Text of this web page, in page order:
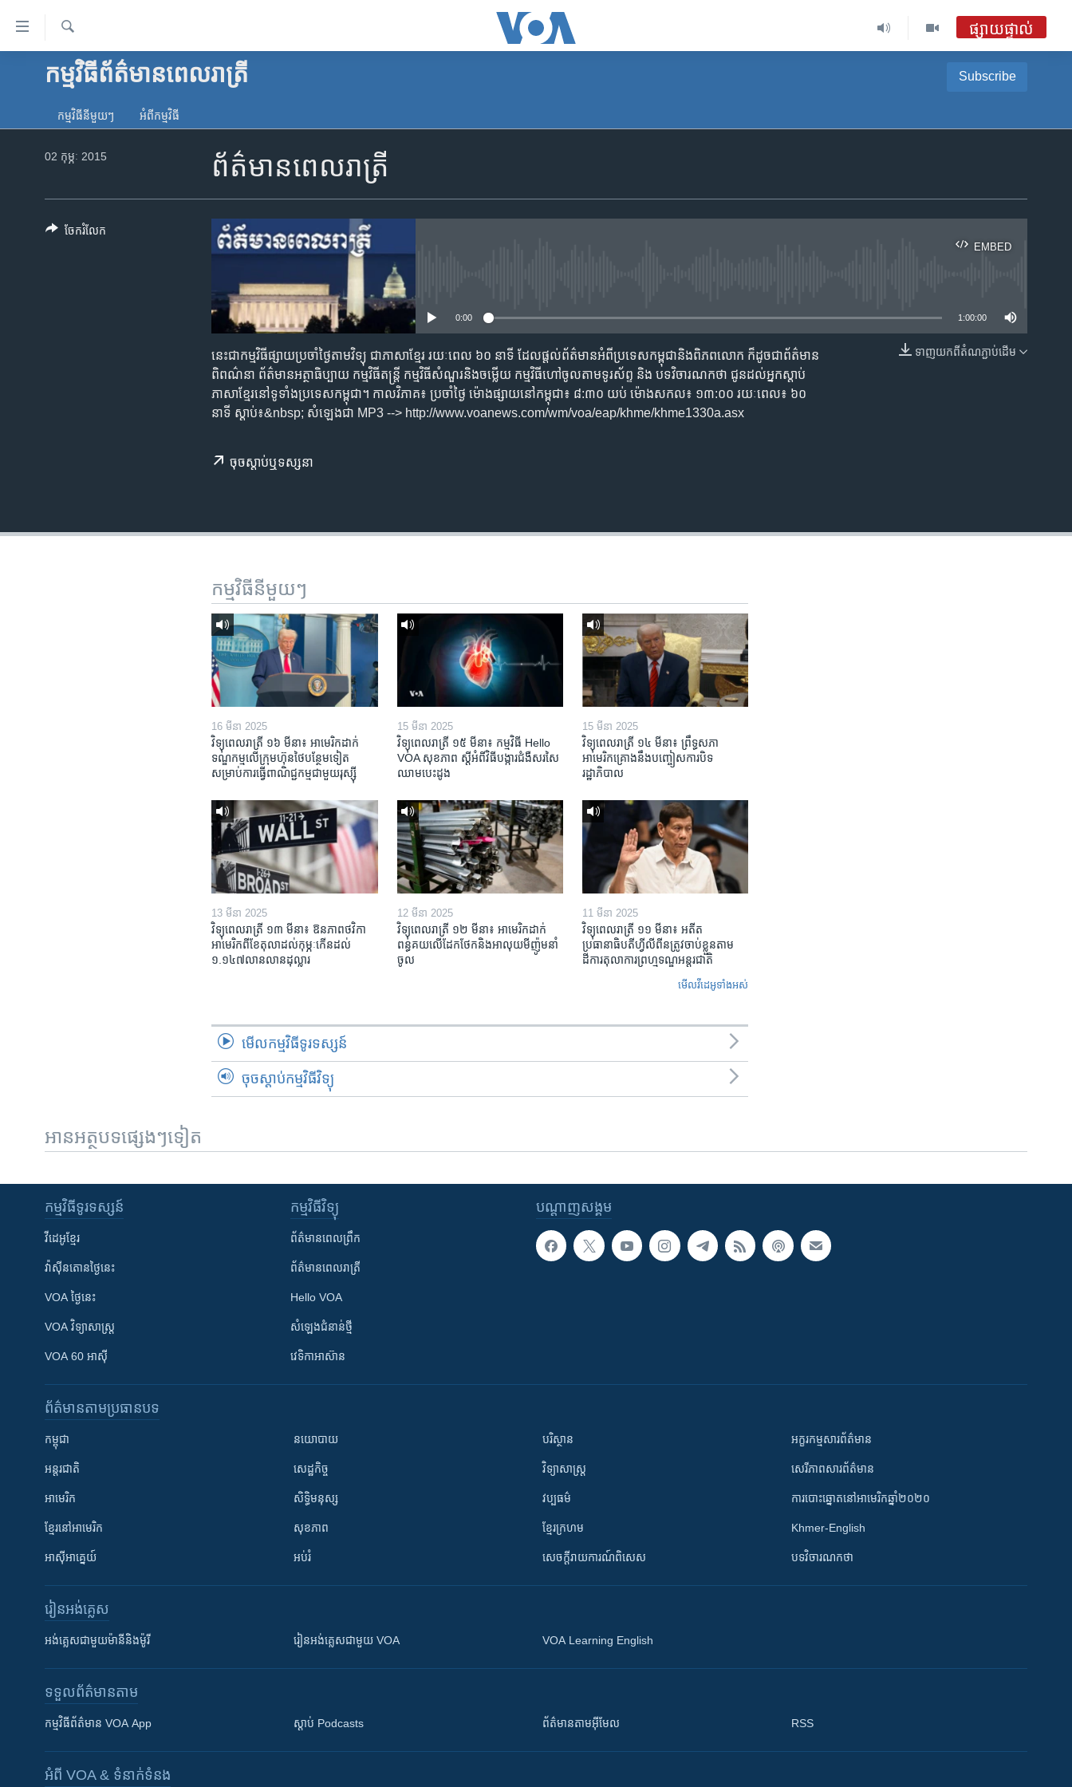
ទៅ​
គេហទំព័រ​
ទាក់ទង
និង​
រក
អាមេរិក
រក
ផ្សាយផ្ទាល់
កម្មវិធី​ព័ត៌មាន​ពេលរាត្រី Subscribe
ទទួល​​​សេវា​​​ Podcast
កម្មវិធី​នីមួយៗ អំពី​កម្មវិធី​
ព័ត៌មានពេលរាត្រី
02 កុម្ភៈ 2015
EMBED
EMBED
0:00 1:00:00
ទាញ​យក​ពី​តំណភ្ជាប់​ដើម
នេះ​ជា​កម្ម​វិធី​ផ្សាយ​ប្រចាំ​ថ្ងៃ​តាម​វិទ្យុ ​ជាភាសា​ខ្មែរ​ រយៈ​ពេល​ ៦០​ នាទី ដែល​ផ្តល់​ព័ត៌មាន​អំពី​ប្រទេស​កម្ពុជា​និង​ពិភព​លោក ​ក៏ដូច​ជា​ព័ត៌មាន​
ពិពណ៌នា ព័ត៌មាន​អត្ថា​ធិប្បាយ​ កម្ម​វិធី​តន្ត្រី ​កម្មវិធី​សំណួរ​និង​ចម្លើយ​ កម្ម​វិធី​ហៅ​ចូល​តាម​ទូរ​ស័ព្ទ ​និង បទ​វិចារណកថា​ ជូន​ដល់​អ្នក​ស្តាប់​
ភាសា​ខ្មែរ​នៅ​ទូទាំង​ប្រទេស​កម្ពុជា។ កាល​វិភាគ៖ ប្រចាំ​ថ្ងៃ ម៉ោង​ផ្សាយ​នៅ​កម្ពុជា៖ ៨:៣០ យប់ ម៉ោង​សកល៖ ១៣:០០ រយៈពេល៖ ៦០​
នាទី ស្តាប់​៖&nbsp; សំឡេង​ជា MP3 --> http://www.voanews.com/wm/voa/eap/khme/khme1330a.asx
ចុច​​ស្តាប់​ឬ​ទស្សនា
ចែករំលែក
កម្មវិធី​នីមួយៗ
16 មីនា 2025
វិទ្យុពេលរាត្រី ១៦ មីនា៖ អាមេរិក​ដាក់​
ទណ្ឌកម្ម​លើ​ក្រុមហ៊ុន​ថៃ​បន្ថែម​ទៀត​
សម្រាប់​ការ​ធ្វើ​ពាណិជ្ជកម្ម​ជាមួយ​រុស្ស៊ី
15 មីនា 2025
វិទ្យុពេលរាត្រី ១៥ មីនា៖ កម្មវិធី ​Hello
VOA សុខភាព ស្ដី​អំពី​វិធី​បង្ការ​ជំងឺ​សរសៃ​
ឈាម​បេះដូង
15 មីនា 2025
វិទ្យុពេលរាត្រី ១៤ មីនា៖ ព្រឹទ្ធសភា
អាមេរិកគ្រោងនឹងបញ្ចៀសការបិទ
រដ្ឋាភិបាល
13 មីនា 2025
វិទ្យុពេលរាត្រី ១៣ មីនា៖ ឱនភាព​ថវិកា​
អាមេរិក​ពី​ខែ​តុលា​ដល់​កុម្ភៈ​កើន​ដល់​
១.១៤៧​លានលាន​ដុល្លារ
12 មីនា 2025
វិទ្យុពេលរាត្រី ១២ មីនា៖ អាមេរិក​ដាក់​
ពន្ធគយ​លើ​ដែកថែក​និង​អាលុយ​មីញ៉ូម​នាំ
ចូល
11 មីនា 2025
វិទ្យុពេលរាត្រី ១១ មីនា៖ អតីត​
ប្រធានាធិបតីហ្វីលីពីន​ត្រូវ​ចាប់ខ្លួនតាម
ដីការ​តុលាការ​ព្រហ្មទណ្ឌ​អន្តរជាតិ
មើល​វីដេអូ​ទាំង​អស់
មើល​កម្មវិធី​ទូរទស្សន៍
ចុចស្តាប់កម្មវិធីវិទ្យុ
អានអត្ថបទផ្សេងៗទៀត
បណ្តាញ​សង្គម
កម្មវិធី​ទូរទស្សន៍
វីដេអូ​ខ្មែរ
វ៉ាស៊ីនតោន​ថ្ងៃ​នេះ
VOA ថ្ងៃនេះ
VOA ​វិទ្យាសាស្ត្រ
VOA 60 អាស៊ី
កម្មវិធី​វិទ្យុ
ព័ត៌មាន​ពេល​ព្រឹក
ព័ត៌មាន​​ពេល​រាត្រី
Hello VOA
សំឡេង​ជំនាន់​ថ្មី
វេទិកា​អាស៊ាន
ព័ត៌មាន​តាមប្រធានបទ​
កម្ពុជា
អន្តរជាតិ
អាមេរិក
ខ្មែរ​នៅអាមេរិក
អាស៊ីអាគ្នេយ៍
នយោបាយ
សេដ្ឋកិច្ច
សិទ្ធិមនុស្ស
សុខភាព
អប់រំ
បរិស្ថាន
វិទ្យាសាស្រ្ត
វប្បធម៌
ខ្មែរក្រហម
សេចក្តីរាយការណ៍ពិសេស
អក្ខរកម្មសារព័ត៌មាន
សេរីភាពសារព័ត៌មាន
ការបោះឆ្នោតនៅអាមេរិកឆ្នាំ២០២០
Khmer-English
បទវិចារណកថា
រៀន​​អង់គ្លេស
អង់គ្លេស​ជាមួយ​ម៉ានី​និង​ម៉ូរី រៀន​​​​​​អង់គ្លេស​​ជាមួយ VOA VOA Learning English
ទទួល​ព័ត៌មាន​តាម
កម្មវិធី​ព័ត៌មាន VOA App ស្តាប់ Podcasts ព័ត៌មាន​តាម​អ៊ីមែល RSS
អំពី​ VOA & ទំនាក់ទំនង